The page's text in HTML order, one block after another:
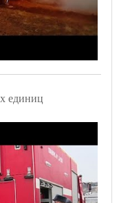
единиц